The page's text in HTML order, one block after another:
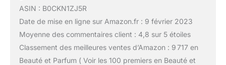
ASIN : B0CKN1ZJ5R
Date de mise en ligne sur Amazon.fr : 9 février 2023
Moyenne des commentaires client : 4,8 sur 5 étoiles
Classement des meilleures ventes d’Amazon : 9 717 en
Beauté et Parfum ( Voir les 100 premiers en Beauté et